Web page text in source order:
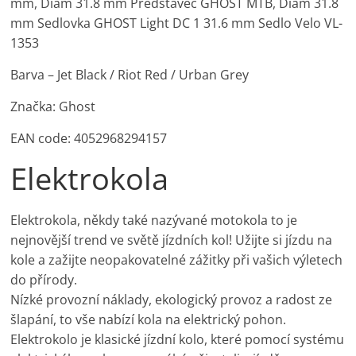
mm Sedlovka GHOST Light DC 1 31.6 mm Sedlo Velo VL-
1353
Barva – Jet Black / Riot Red / Urban Grey
Značka: Ghost
EAN code: 4052968294157
Elektrokola
Elektrokola, někdy také nazývané motokola to je
nejnovější trend ve světě jízdních kol! Užijte si jízdu na
kole a zažijte neopakovatelné zážitky při vašich výletech
do přírody.
Nízké provozní náklady, ekologický provoz a radost ze
šlapání, to vše nabízí kola na elektrický pohon.
Elektrokolo je klasické jízdní kolo, které pomocí systému